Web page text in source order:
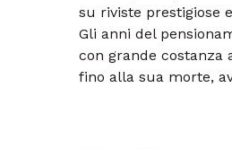
su riviste prestigiose
Gli anni del
con grande
fino alla sua morte,